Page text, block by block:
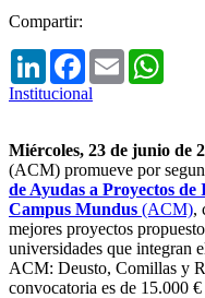
Compartir:
LinkedInFacebook
Email
Institucional
Miércoles, 23 de junio de
(ACM) promueve por
de Ayudas a Proyectos
Campus Mundus (ACM),
mejores proyectos
universidades que integran
ACM: Deusto, Comillas y
convocatoria es de 15.000